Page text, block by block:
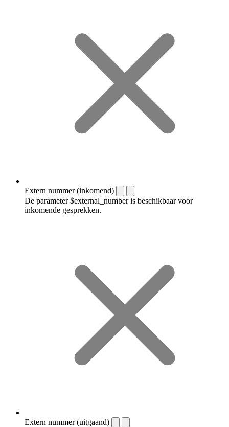
Extern nummer (inkomend)
De parameter $external_number is beschikbaar voor
inkomende gesprekken.
Extern nummer (uitgaand)